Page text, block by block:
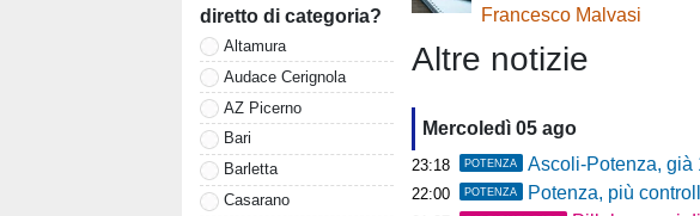
diretto di categoria?
Altamura
Audace Cerignola
AZ Picerno
Bari
Barletta
Casarano
Francesco Malvasi
Altre notizie
Mercoledì 05 ago
23:18 POTENZA Ascoli-Potenza, già 185
22:00 POTENZA Potenza, più controlli e